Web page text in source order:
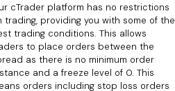
cTrader platform has no restrictions
trading, providing you with some of the
trading conditions. This allows
to place orders between the
as there is no minimum order
and a freeze level of 0. This
orders including stop loss orders